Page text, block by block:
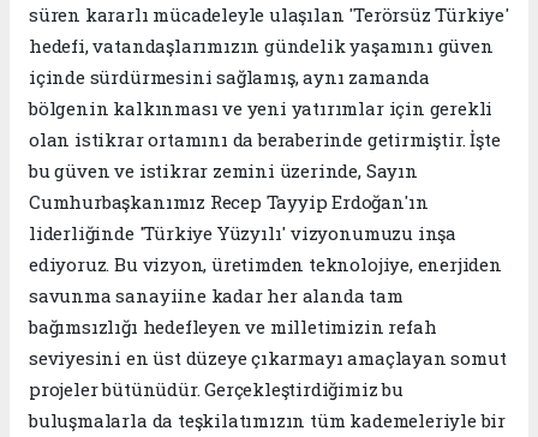
süren kararlı mücadeleyle ulaşılan 'Terörsüz Türkiye'
hedefi, vatandaşlarımızın gündelik yaşamını güven
içinde sürdürmesini sağlamış, aynı zamanda
bölgenin kalkınması ve yeni yatırımlar için gerekli
olan istikrar ortamını da beraberinde getirmiştir. İşte
bu güven ve istikrar zemini üzerinde, Sayın
Cumhurbaşkanımız Recep Tayyip Erdoğan'ın
liderliğinde 'Türkiye Yüzyılı' vizyonumuzu inşa
ediyoruz. Bu vizyon, üretimden teknolojiye, enerjiden
savunma sanayiine kadar her alanda tam
bağımsızlığı hedefleyen ve milletimizin refah
seviyesini en üst düzeye çıkarmayı amaçlayan somut
projeler bütünüdür. Gerçekleştirdiğimiz bu
buluşmalarla da teşkilatımızın tüm kademeleriyle bir